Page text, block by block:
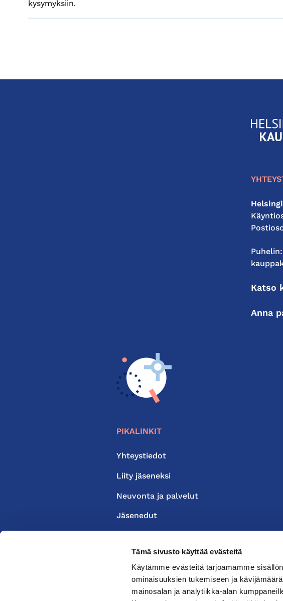
Tämä sivusto käyttää evästeitä
Käytämme evästeitä tarjoamamme
ominaisuuksien tukemiseen ja
mainosalan ja analytiikka-alan
kysymyksiin.
seudun
Katso
Anna
PIKALINKIT
Yhteystiedot
Liity jäseneksi
Neuvonta ja palvelut
Jäsenedut